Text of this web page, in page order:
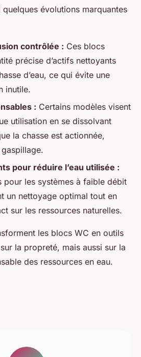
évolutions marquantes
contrôlée : Ces blocs
précise d’actifs nettoyants
d’eau, ce qui évite une
inutile.
: Certains modèles visent
utilisation en se dissolvant
la chasse est actionnée,
pour réduire l’eau utilisée :
pour les systèmes à faible débit
un nettoyage optimal tout en
sur les ressources naturelles.
les blocs WC en outils
la propreté, mais aussi sur la
des ressources en eau.